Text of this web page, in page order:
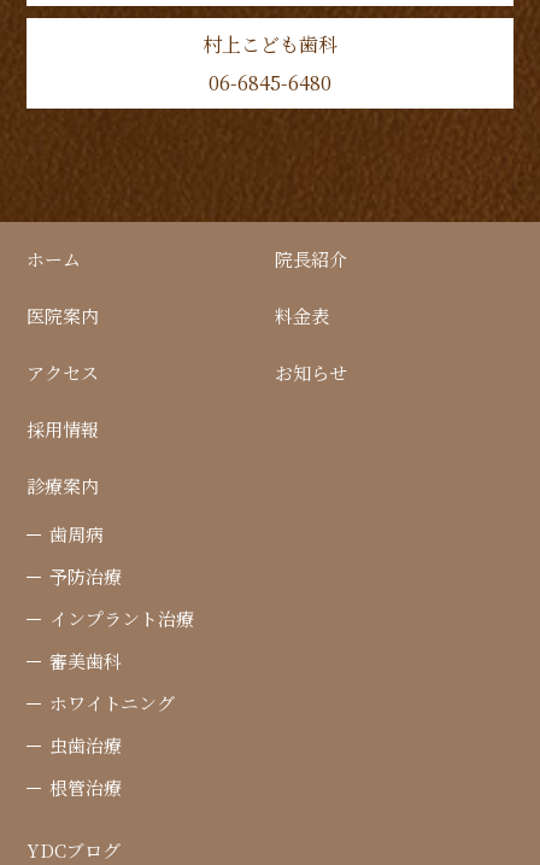
村上こども歯科
06-6845-6480
ホーム 院長紹介
医院案内 料金表
アクセス お知らせ
採用情報
診療案内
歯周病
予防治療
インプラント治療
審美歯科
ホワイトニング
虫歯治療
根管治療
YDCブログ